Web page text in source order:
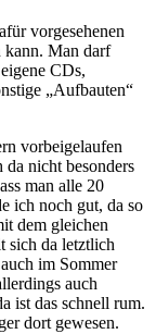
vorgesehenen
kann. Man darf
CDs,
„Aufbauten“
vorbeigelaufen
da nicht besonders
man alle 20
ich noch gut, da so
dem gleichen
sich da letztlich
im Sommer
auch
ist das schnell rum.
dort gewesen.